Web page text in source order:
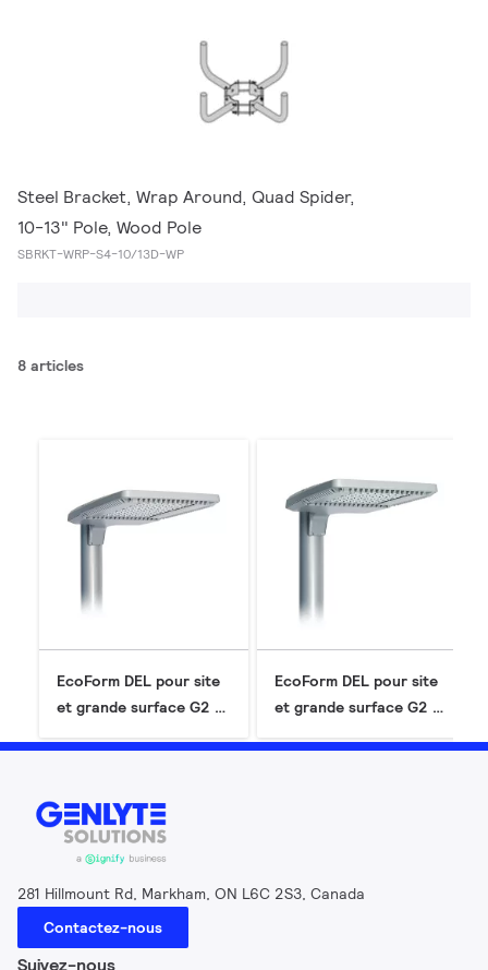
Steel Bracket, Wrap Around, Quad Spider,
10-13" Pole, Wood Pole
SBRKT-WRP-S4-10/13D-WP
8 articles
EcoForm DEL pour site
et grande surface G2 -
EcoForm DEL pour site
et grande surface G2 -
281 Hillmount Rd, Markham, ON L6C 2S3, Canada
Contactez-nous
Suivez-nous